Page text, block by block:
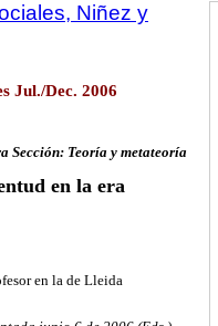
Niñez y
Jul./Dec. 2006
Sección: Teoría y metateoría
en la era
en la de Lleida